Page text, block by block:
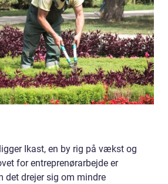
Ikast, en by rig på vækst og
for entreprenørarbejde er
det drejer sig om mindre